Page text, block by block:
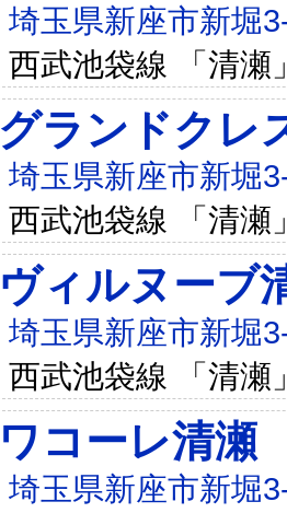
埼玉県新座市新堀
西武池袋線 「清瀬
グランドクレ
埼玉県新座市新堀
西武池袋線 「清瀬
ヴィルヌーブ
埼玉県新座市新堀
西武池袋線 「清瀬
ワコーレ清瀬
埼玉県新座市新堀